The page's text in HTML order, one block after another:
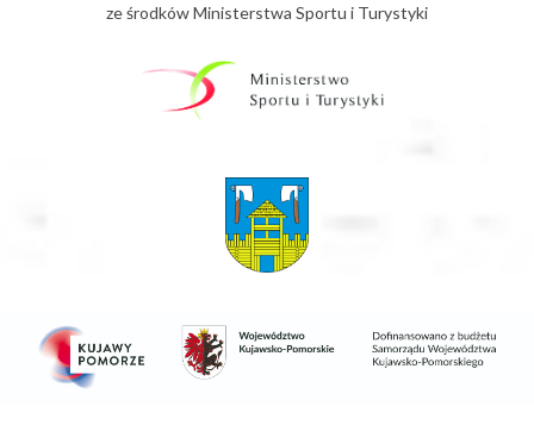
ze środków Ministerstwa Sportu i Turystyki